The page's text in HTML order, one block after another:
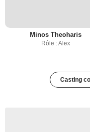
Minos Theoharis
Rôle : Alex
Casting